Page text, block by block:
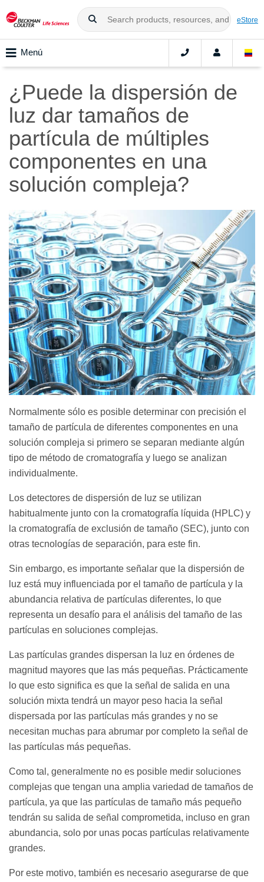
eStore
Menú
¿Puede la dispersión de
luz dar tamaños de
partícula de múltiples
componentes en una
solución compleja?
Normalmente sólo es posible determinar con precisión el
tamaño de partícula de diferentes componentes en una
solución compleja si primero se separan mediante algún
tipo de método de cromatografía y luego se analizan
individualmente.
Los detectores de dispersión de luz se utilizan
habitualmente junto con la cromatografía líquida (HPLC) y
la cromatografía de exclusión de tamaño (SEC), junto con
otras tecnologías de separación, para este fin.
Sin embargo, es importante señalar que la dispersión de
luz está muy influenciada por el tamaño de partícula y la
abundancia relativa de partículas diferentes, lo que
representa un desafío para el análisis del tamaño de las
partículas en soluciones complejas.
Las partículas grandes dispersan la luz en órdenes de
magnitud mayores que las más pequeñas. Prácticamente
lo que esto significa es que la señal de salida en una
solución mixta tendrá un mayor peso hacia la señal
dispersada por las partículas más grandes y no se
necesitan muchas para abrumar por completo la señal de
las partículas más pequeñas.
Como tal, generalmente no es posible medir soluciones
complejas que tengan una amplia variedad de tamaños de
partícula, ya que las partículas de tamaño más pequeño
tendrán su salida de señal comprometida, incluso en gran
abundancia, solo por unas pocas partículas relativamente
grandes.
Por este motivo, también es necesario asegurarse de que